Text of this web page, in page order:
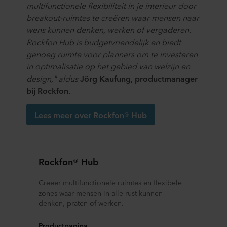
gegevensoverdracht plaatsvindt, ondanks dat het
beschermingsniveau in het derde land mogelijk niet gelijk
is aan dat in de EU/EER.
Hieronder vindt u meer informatie over de doeleinden,
algemene beschrijvingen van de verzamelde informatie,
wie elke cookie plaatst, links naar het privacybeleid van
onze potentiële partners en hoe lang elke cookie op uw
apparatuur wordt opgeslagen. Indien u niet wilt dat onze
website cookies op uw computer kan opslaan, kunt u dat
aangeven in de cookiemelding die u te zien krijgt bij het
via cookies op onze websites.
U kunt uw toestemming op elk moment intrekken of
wijzigen door op het cookie-icoontje onderaan de website
te klikken.
multifunctionele flexibiliteit in je interieur door
breakout-ruimtes te creëren waar mensen naar
wens kunnen denken, werken of vergaderen.
Rockfon Hub is budgetvriendelijk en biedt
genoeg ruimte voor planners om te investeren
in optimalisatie op het gebied van welzijn en
design," aldusJörg Kaufung, productmanager
bij Rockfon.
Lees meer over Rockfon® Hub
Rockfon® Hub
Creëer multifunctionele ruimtes en flexibele
zones waar mensen in alle rust kunnen
denken, praten of werken.